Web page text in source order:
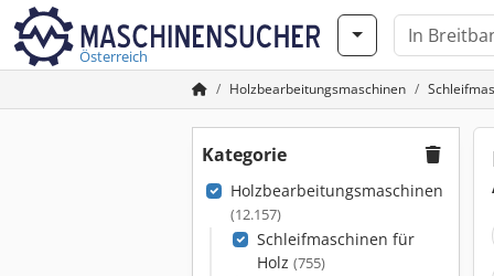
Österreich
Holzbearbeitungsmaschinen
Kategorie
Holzbearbeitungsmaschinen
(12.157)
Schleifmaschinen für
Holz (755)